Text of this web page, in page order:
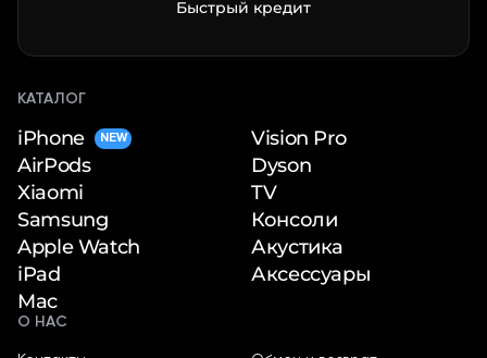
Быстрый кредит
КАТАЛОГ
iPhone NEW
AirPods
Xiaomi
Samsung
Apple Watch
iPad
Mac
Vision Pro
Dyson
TV
Консоли
Акустика
Аксессуары
О НАС